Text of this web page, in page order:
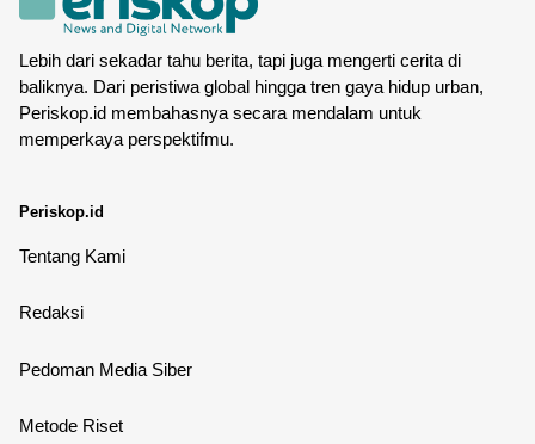
Lebih dari sekadar tahu berita, tapi juga mengerti cerita di
baliknya. Dari peristiwa global hingga tren gaya hidup urban,
Periskop.id membahasnya secara mendalam untuk
memperkaya perspektifmu.
Periskop.id
Tentang Kami
Redaksi
Pedoman Media Siber
Metode Riset